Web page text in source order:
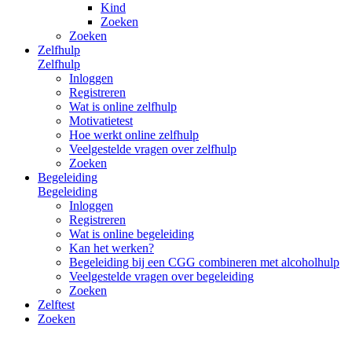
Kind
Zoeken
Zoeken
Zelfhulp
Zelfhulp
Inloggen
Registreren
Wat is online zelfhulp
Motivatietest
Hoe werkt online zelfhulp
Veelgestelde vragen over zelfhulp
Zoeken
Begeleiding
Begeleiding
Inloggen
Registreren
Wat is online begeleiding
Kan het werken?
Begeleiding bij een CGG combineren met alcoholhulp
Veelgestelde vragen over begeleiding
Zoeken
Zelftest
Zoeken